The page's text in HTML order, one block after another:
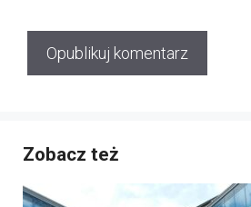
Zobacz też